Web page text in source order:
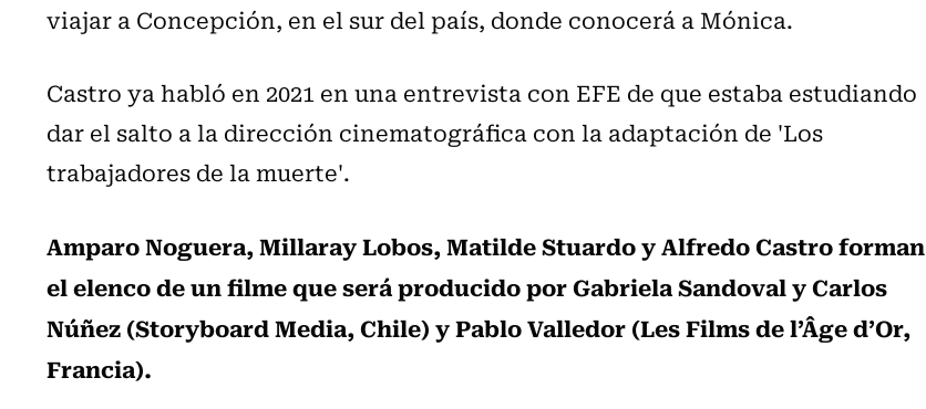
viajar a Concepción, en el sur del país, donde conocerá a Mónica.
Castro ya habló en 2021 en una entrevista con EFE de que estaba estudiando
dar el salto a la dirección cinematográfica con la adaptación de 'Los
trabajadores de la muerte'.
Amparo Noguera, Millaray Lobos, Matilde Stuardo y Alfredo Castro forman
el elenco de un filme que será producido por Gabriela Sandoval y Carlos
Núñez (Storyboard Media, Chile) y Pablo Valledor (Les Films de l’Âge d’Or,
Francia).